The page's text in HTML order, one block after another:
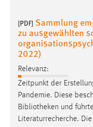
[PDF] Sammlung
zu ausgewählten
2022)
Relevanz:
Zeitpunkt der
Pandemie. Diese
Bibliotheken und
Literaturrecherche.